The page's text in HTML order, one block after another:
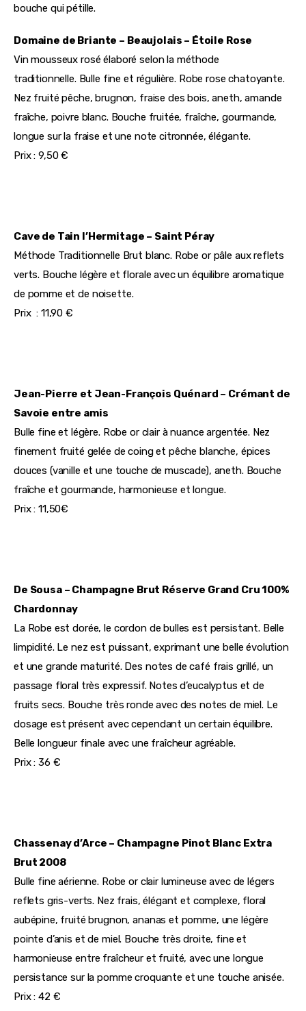
bouche qui pétille.
Domaine de Briante – Beaujolais – Étoile Rose
Vin mousseux rosé élaboré selon la méthode
traditionnelle. Bulle fine et régulière. Robe rose chatoyante.
Nez fruité pêche, brugnon, fraise des bois, aneth, amande
fraîche, poivre blanc. Bouche fruitée, fraîche, gourmande,
longue sur la fraise et une note citronnée, élégante.
Prix : 9,50 €
Cave de Tain l’Hermitage – Saint Péray
Méthode Traditionnelle Brut blanc. Robe or pâle aux reflets
verts. Bouche légère et florale avec un équilibre aromatique
de pomme et de noisette.
Prix  : 11,90 €
Jean-Pierre et Jean-François Quénard – Crémant de
Savoie entre amis
Bulle fine et légère. Robe or clair à nuance argentée. Nez
finement fruité gelée de coing et pêche blanche, épices
douces (vanille et une touche de muscade), aneth. Bouche
fraîche et gourmande, harmonieuse et longue.
Prix : 11,50€
De Sousa – Champagne Brut Réserve Grand Cru 100%
Chardonnay
La Robe est dorée, le cordon de bulles est persistant. Belle
limpidité. Le nez est puissant, exprimant une belle évolution
et une grande maturité. Des notes de café frais grillé, un
passage floral très expressif. Notes d’eucalyptus et de
fruits secs. Bouche très ronde avec des notes de miel. Le
dosage est présent avec cependant un certain équilibre.
Belle longueur finale avec une fraîcheur agréable.
Prix : 36 €
Chassenay d’Arce – Champagne Pinot Blanc Extra
Brut 2008
Bulle fine aérienne. Robe or clair lumineuse avec de légers
reflets gris-verts. Nez frais, élégant et complexe, floral
aubépine, fruité brugnon, ananas et pomme, une légère
pointe d’anis et de miel. Bouche très droite, fine et
harmonieuse entre fraîcheur et fruité, avec une longue
persistance sur la pomme croquante et une touche anisée.
Prix : 42 €